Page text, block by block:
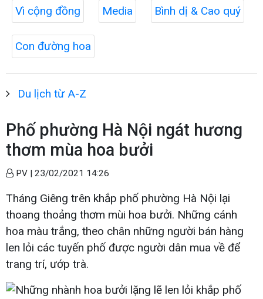
Vì cộng đồng Media Bình dị & Cao quý
Con đường hoa
Du lịch từ A-Z
Phố phường Hà Nội ngát hương
thơm mùa hoa bưởi
PV | 23/02/2021 14:26
Tháng Giêng trên khắp phố phường Hà Nội lại
thoang thoảng thơm mùi hoa bưởi. Những cánh
hoa màu trắng, theo chân những người bán hàng
len lỏi các tuyến phố được người dân mua về để
trang trí, ướp trà.